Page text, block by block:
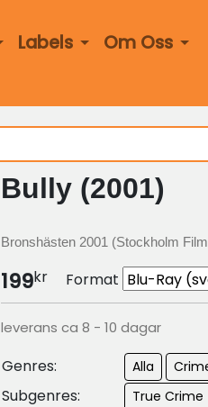
Labels Om Oss
Bully (2001)
Bronshästen 2001 (Stockholm
199kr Format
leverans ca 8 - 10 dagar
Genres: Alla
Subgenres: True Crime